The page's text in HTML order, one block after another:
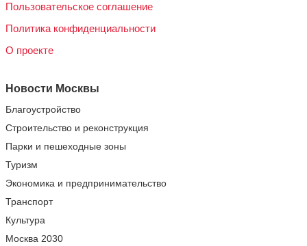
Пользовательское соглашение
Политика конфиденциальности
О проекте
Новости Москвы
Благоустройство
Строительство и реконструкция
Парки и пешеходные зоны
Туризм
Экономика и предпринимательство
Транспорт
Культура
Москва 2030